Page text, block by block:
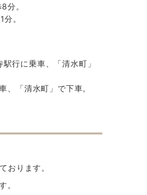
分。
。
行に乗車、「清水町」
、「清水町」で下車。
おります。
。